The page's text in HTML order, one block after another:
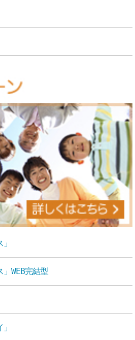
WEB完結型